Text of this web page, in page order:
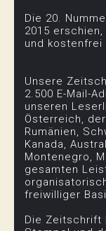
Die 20.
2015
und kostenfrei
Unsere
2.500 E-Mail-
unseren
Österreich,
Rumänien,
Kanada,
Montenegro,
gesamten
freiwilliger
Die Zeitschrift